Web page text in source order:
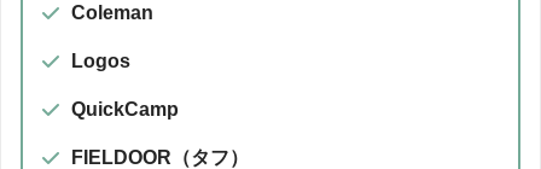
Coleman
Logos
QuickCamp
FIELDOOR（タフ）